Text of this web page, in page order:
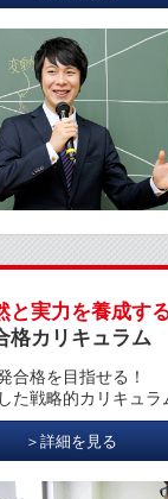
と実力を養成す
格カリキュラム
合格を目指せる！
た戦略的カリキュラ
＞詳細を見る